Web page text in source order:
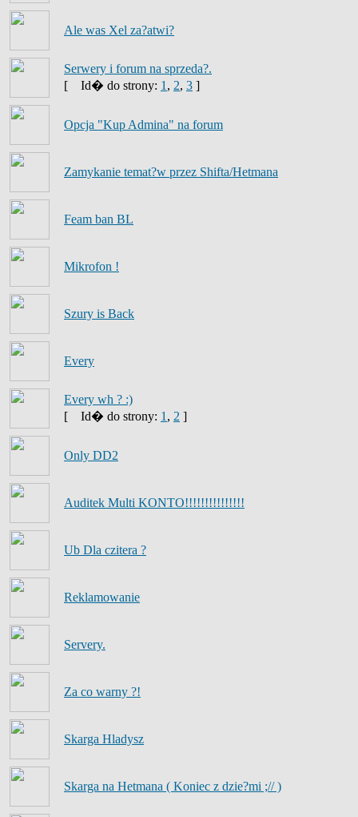
Ale was Xel za?atwi?
Serwery i forum na sprzeda?.
[
Id� do strony: 1 , 2, 3 ]
Opcja "Kup Admina" na forum
Zamykanie temat?w przez Shifta/Hetmana
Feam ban BL
Mikrofon !
Szury is Back
Every
Every wh ? :)
[
Id� do strony: 1 , 2 ]
Only DD2
Auditek Multi KONTO!!!!!!!!!!!!!!!
Ub Dla czitera ?
Reklamowanie
Servery.
Za co warny ?!
Skarga Hladysz
Skarga na Hetmana ( Koniec z dzie?mi ;// )